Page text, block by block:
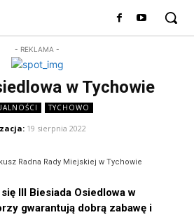
- REKLAMA -
w Tychowie
TYCHOWO
19 sierpnia 2022
Radna Rady Miejskiej w Tychowie
III Biesiada Osiedlowa w
gwarantują dobrą zabawę i